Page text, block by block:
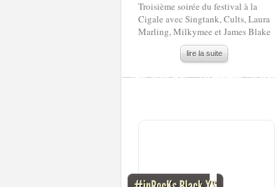
Troisième soirée du festival à la
Cigale avec Singtank, Cults, Laura
Marling, Milkymee et James Blake
lire la suite